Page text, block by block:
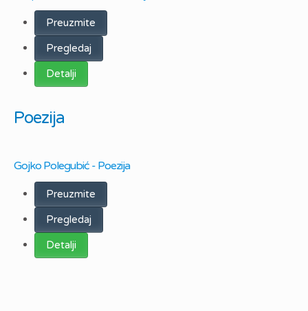
Preuzmite
Pregledaj
Detalji
Poezija
Gojko Polegubić - Poezija
Preuzmite
Pregledaj
Detalji